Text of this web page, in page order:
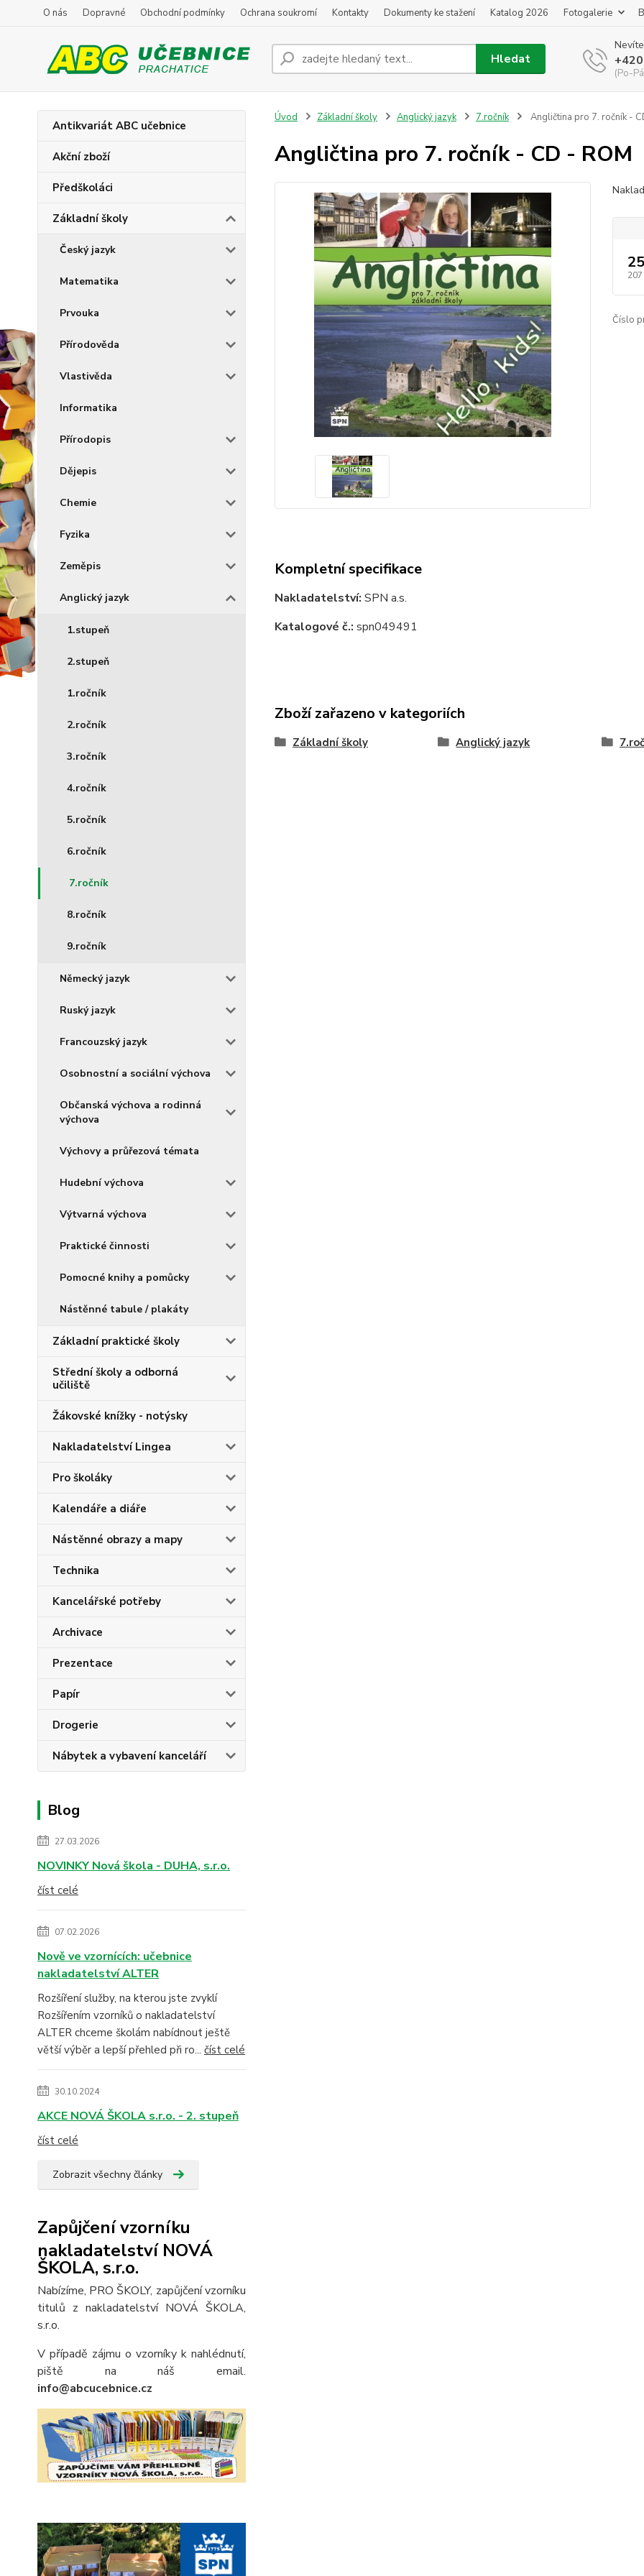
O nás Dopravné Obchodní podmínky Ochrana soukromí Kontakty Dokumenty ke stažení Katalog 2026 Fotogalerie
Hledat
(Po-
Antikvariát ABC učebnice
Akční zboží
Předškoláci
Základní školy
Český jazyk
Matematika
Prvouka
Přírodověda
Vlastivěda
Informatika
Přírodopis
Dějepis
Chemie
Fyzika
Zeměpis
Anglický jazyk
1.stupeň
2.stupeň
1.ročník
2.ročník
3.ročník
4.ročník
5.ročník
6.ročník
7.ročník
8.ročník
9.ročník
Německý jazyk
Ruský jazyk
Francouzský jazyk
Osobnostní a sociální výchova
Občanská výchova a rodinná
výchova
Výchovy a průřezová témata
Hudební výchova
Výtvarná výchova
Praktické činnosti
Pomocné knihy a pomůcky
Nástěnné tabule / plakáty
Základní praktické školy
Střední školy a odborná
učiliště
Žákovské knížky - notýsky
Nakladatelství Lingea
Pro školáky
Kalendáře a diáře
Nástěnné obrazy a mapy
Technika
Kancelářské potřeby
Archivace
Prezentace
Papír
Drogerie
Nábytek a vybavení kanceláří
Blog
27.03.2026
NOVINKY Nová škola - DUHA, s.r.o.
číst celé
07.02.2026
Nově ve vzornících: učebnice
nakladatelství ALTER
Rozšíření služby, na kterou jste zvyklí
Rozšířením vzorníků o nakladatelství
ALTER chceme školám nabídnout ještě
větší výběr a lepší přehled při ro... číst celé
30.10.2024
AKCE NOVÁ ŠKOLA s.r.o. - 2. stupeň
číst celé
Zobrazit všechny články
Zapůjčení vzorníku
nakladatelství NOVÁ
ŠKOLA, s.r.o.
Nabízíme, PRO ŠKOLY, zapůjčení vzorníku
titulů z nakladatelství NOVÁ ŠKOLA,
s.r.o.
V případě zájmu o vzorníky k nahlédnutí,
piště na náš email.
info@abcucebnice.cz
Úvod Základní školy Anglický jazyk 7.ročník Angličtina pro 7. ročník -
Angličtina pro 7. ročník - CD - ROM
207
Číslo
Kompletní specifikace
Nakladatelství: SPN a.s.
Katalogové č.: spn049491
Zboží zařazeno v kategoriích
Základní školy Anglický jazyk